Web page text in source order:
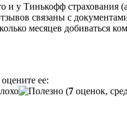
и у Тинькофф страхования
связаны с
месяцев
ее:
(7 оценок,